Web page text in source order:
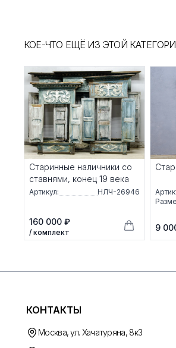
КОЕ-ЧТО ЕЩЁ ИЗ ЭТОЙ
Старинные наличники со
ставнями, конец 19 века
Артикул: НЛЧ-26946
160 000 ₽
/ комплект 9
КОНТАКТЫ
Москва, ул. Хачатуряна, 8к3